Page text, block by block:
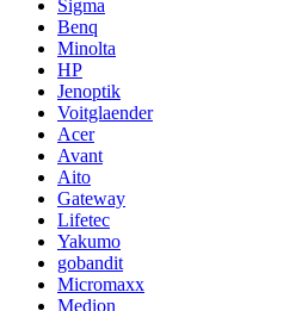
Sigma
Benq
Minolta
HP
Jenoptik
Voitglaender
Acer
Avant
Aito
Gateway
Lifetec
Yakumo
gobandit
Micromaxx
Medion